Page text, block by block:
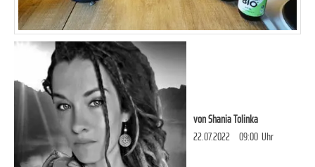
vonShania Tolinka
22.07.2022 09:00 Uhr